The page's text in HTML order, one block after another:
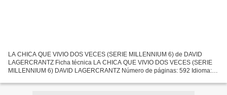
LA CHICA QUE VIVIO DOS VECES (SERIE MILLENNIUM 6) de DAVID
LAGERCRANTZ Ficha técnica LA CHICA QUE VIVIO DOS VECES (SERIE
MILLENNIUM 6) DAVID LAGERCRANTZ Número de páginas: 592 Idioma:
Editorial:...